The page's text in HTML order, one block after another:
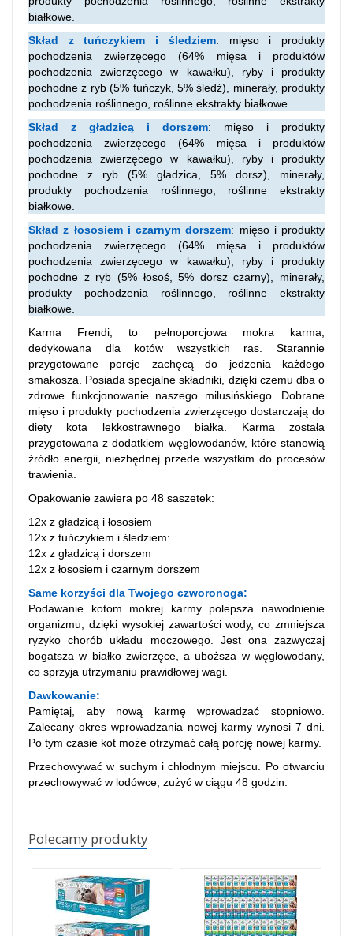
białkowe.
Skład z tuńczykiem i śledziem: mięso i produkty
pochodzenia zwierzęcego (64% mięsa i produktów
pochodzenia zwierzęcego w kawałku), ryby i produkty
pochodne z ryb (5% tuńczyk, 5% śledź), minerały, produkty
pochodzenia roślinnego, roślinne ekstrakty białkowe.
Skład z gładzicą i dorszem: mięso i produkty
pochodzenia zwierzęcego (64% mięsa i produktów
pochodzenia zwierzęcego w kawałku), ryby i produkty
pochodne z ryb (5% gładzica, 5% dorsz), minerały,
produkty pochodzenia roślinnego, roślinne ekstrakty
białkowe.
Skład z łososiem i czarnym dorszem: mięso i produkty
pochodzenia zwierzęcego (64% mięsa i produktów
pochodzenia zwierzęcego w kawałku), ryby i produkty
pochodne z ryb (5% łosoś, 5% dorsz czarny), minerały,
produkty pochodzenia roślinnego, roślinne ekstrakty
białkowe.
Karma Frendi, to pełnoporcjowa mokra karma,
dedykowana dla kotów wszystkich ras. Starannie
przygotowane porcje zachęcą do jedzenia każdego
smakosza. Posiada specjalne składniki, dzięki czemu dba o
zdrowe funkcjonowanie naszego milusińskiego. Dobrane
mięso i produkty pochodzenia zwierzęcego dostarczają do
diety kota lekkostrawnego białka. Karma została
przygotowana z dodatkiem węglowodanów, które stanowią
źródło energii, niezbędnej przede wszystkim do procesów
trawienia.
Opakowanie zawiera po 48 saszetek:
12x z gładzicą i łososiem
12x z tuńczykiem i śledziem:
12x z gładzicą i dorszem
12x z łososiem i czarnym dorszem
Same korzyści dla Twojego czworonoga:
Podawanie kotom mokrej karmy polepsza nawodnienie
organizmu, dzięki wysokiej zawartości wody, co zmniejsza
ryzyko chorób układu moczowego. Jest ona zazwyczaj
bogatsza w białko zwierzęce, a uboższa w węglowodany,
co sprzyja utrzymaniu prawidłowej wagi.
Dawkowanie:
Pamiętaj, aby nową karmę wprowadzać stopniowo.
Zalecany okres wprowadzania nowej karmy wynosi 7 dni.
Po tym czasie kot może otrzymać całą porcję nowej karmy.
Przechowywać w suchym i chłodnym miejscu. Po otwarciu
przechowywać w lodówce, zużyć w ciągu 48 godzin.
Polecamy produkty